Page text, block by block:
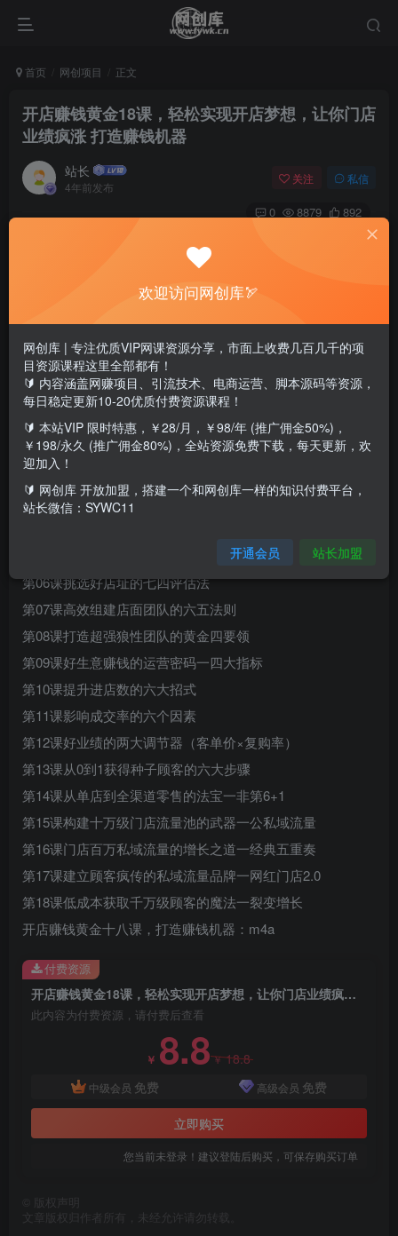
首页 网创项目 正文
开店赚钱黄金18课，轻松实现开店梦想，让你门店
业绩疯涨 打造赚钱机器
站长
4年前发布
关注 私信
0 8879 892
课程目录
第01课开店好生意三大法则之一做得早
第02课开店好生意三大法则之一做到极致
第03课开店好生意三大法则之一有灵魂的创新
第05课好店铺选址的六大认知（产品x品牌×客户）
第06课挑选好店址的七四评估法
第07课高效组建店面团队的六五法则
第08课打造超强狼性团队的黄金四要领
第09课好生意赚钱的运营密码一四大指标
第10课提升进店数的六大招式
第11课影响成交率的六个因素
第12课好业绩的两大调节器（客单价×复购率）
第13课从0到1获得种子顾客的六大步骤
第14课从单店到全渠道零售的法宝一非第6+1
第15课构建十万级门店流量池的武器一公私域流量
第16课门店百万私域流量的增长之道一经典五重奏
第17课建立顾客疯传的私域流量品牌一网红门店2.0
第18课低成本获取千万级顾客的魔法一裂变增长
开店赚钱黄金十八课，打造赚钱机器：m4a
开店赚钱黄金18课，轻松实现开店梦想，让你门店业绩疯涨 打造赚钱机器
此内容为付费资源，请付费后查看
￥ 8.8￥18.8
中级会员 免费 高级会员 免费
立即购买
您当前未登录！建议登陆后购买，可保存购买订单
付费资源
版权声明
文章版权归作者所有，未经允许请勿转载。
欢迎访问网创库🏹
网创库 | 专注优质VIP网课资源分享，市面上收费几百几千的项
目资源课程这里全部都有！
🔰 内容涵盖网赚项目、引流技术、电商运营、脚本源码等资源，
每日稳定更新10-20优质付费资源课程！
🔰 本站VIP 限时特惠，￥28/月，￥98/年 (推广佣金50%)，
￥198/永久 (推广佣金80%)，全站资源免费下载，每天更新，欢
迎加入！
🔰 网创库 开放加盟，搭建一个和网创库一样的知识付费平台，
站长微信：SYWC11
开通会员 站长加盟